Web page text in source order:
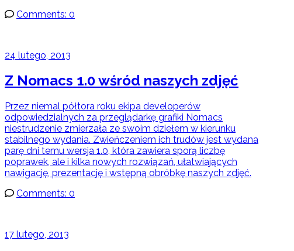
Comments: 0
24 lutego, 2013
Z Nomacs 1.0 wśród naszych zdjęć
Przez niemal półtora roku ekipa developerów
odpowiedzialnych za przeglądarkę grafiki Nomacs
niestrudzenie zmierzała ze swoim dziełem w kierunku
stabilnego wydania. Zwieńczeniem ich trudów jest wydana
parę dni temu wersja 1.0, która zawiera sporą liczbę
poprawek, ale i kilka nowych rozwiązań, ułatwiających
nawigację, prezentację i wstępną obróbkę naszych zdjęć.
Comments: 0
17 lutego, 2013